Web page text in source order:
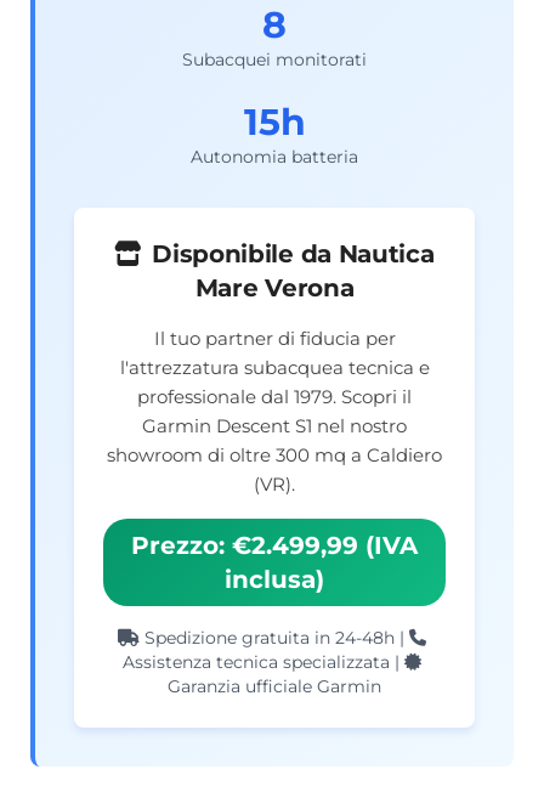
8
Subacquei monitorati
15h
Autonomia batteria
Disponibile da Nautica
Mare Verona
Il tuo partner di fiducia per
l'attrezzatura subacquea tecnica e
professionale dal 1979. Scopri il
Garmin Descent S1 nel nostro
showroom di oltre 300 mq a Caldiero
(VR).
Prezzo: €2.499,99 (IVA
inclusa)
Spedizione gratuita in 24-48h |
Assistenza tecnica specializzata |
Garanzia ufficiale Garmin